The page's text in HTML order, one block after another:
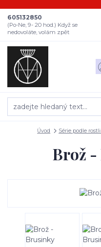
605132850
(Po-Ne, 9- 20 hod.) Když se
nedovoláte, volám zpět
Úvod Série podle
Brož